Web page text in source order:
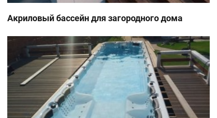
Акриловый бассейн для загородного дома